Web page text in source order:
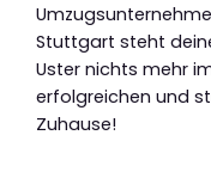
Stuttgart steht
Uster nichts mehr
erfolgreichen und
Zuhause!